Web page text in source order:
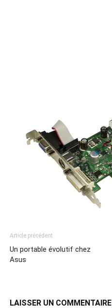
Article précédent
Un portable évolutif chez
Asus
LAISSER UN COMMENTAIRE